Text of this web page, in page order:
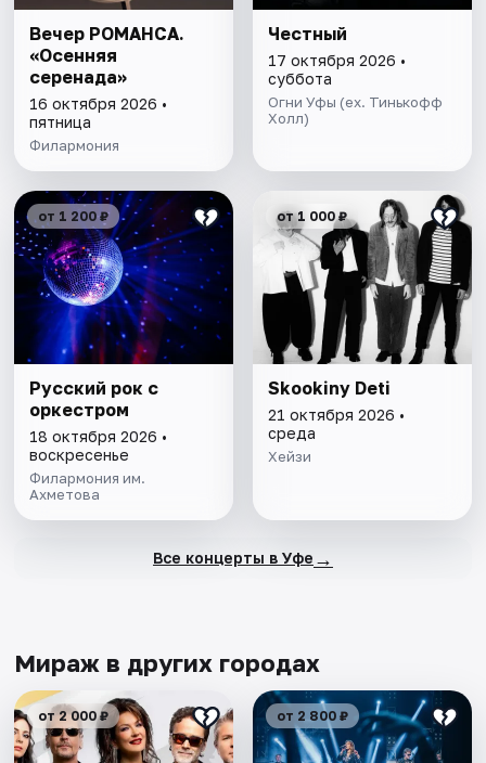
Вечер РОМАНСА.
«Осенняя
серенада»
16 октября 2026 •
пятница
Филармония
Честный
17 октября 2026 •
суббота
Огни Уфы (ex. Тинькофф
Холл)
от 1 200 ₽
Русский рок с
оркестром
18 октября 2026 •
воскресенье
Филармония им.
Ахметова
от 1 000 ₽
Skookiny Deti
21 октября 2026 •
среда
Хейзи
Все концерты в Уфе →
Мираж в других городах
от 2 000 ₽ от 2 800 ₽